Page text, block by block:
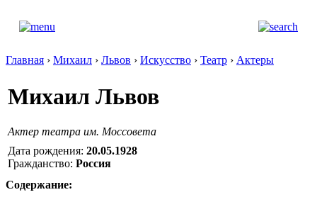
Главная › Михаил › Львов › Искусство › Театр › Актеры
Михаил Львов
Актер театра им. Моссовета
Дата рождения: 20.05.1928
Гражданство: Россия
Содержание: